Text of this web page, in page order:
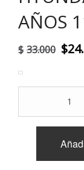
AÑOS
$ 33.000 El
era:
$
KILOMETROS
ORIGINAL